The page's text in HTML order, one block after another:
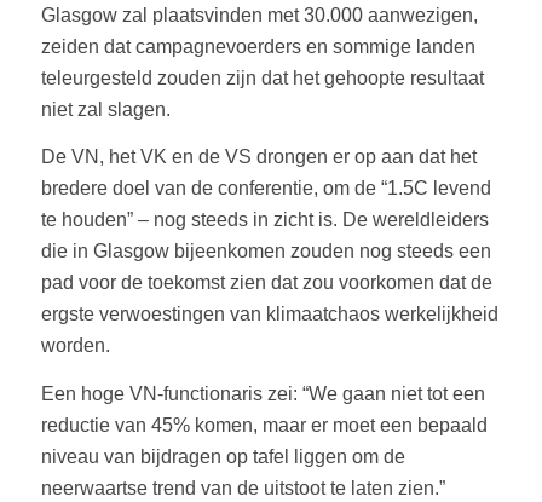
Glasgow zal plaatsvinden met 30.000 aanwezigen,
zeiden dat campagnevoerders en sommige landen
teleurgesteld zouden zijn dat het gehoopte resultaat
niet zal slagen.
De VN, het VK en de VS drongen er op aan dat het
bredere doel van de conferentie, om de “1.5C levend
te houden” – nog steeds in zicht is. De wereldleiders
die in Glasgow bijeenkomen zouden nog steeds een
pad voor de toekomst zien dat zou voorkomen dat de
ergste verwoestingen van klimaatchaos werkelijkheid
worden.
Een hoge VN-functionaris zei: “We gaan niet tot een
reductie van 45% komen, maar er moet een bepaald
niveau van bijdragen op tafel liggen om de
neerwaartse trend van de uitstoot te laten zien.”